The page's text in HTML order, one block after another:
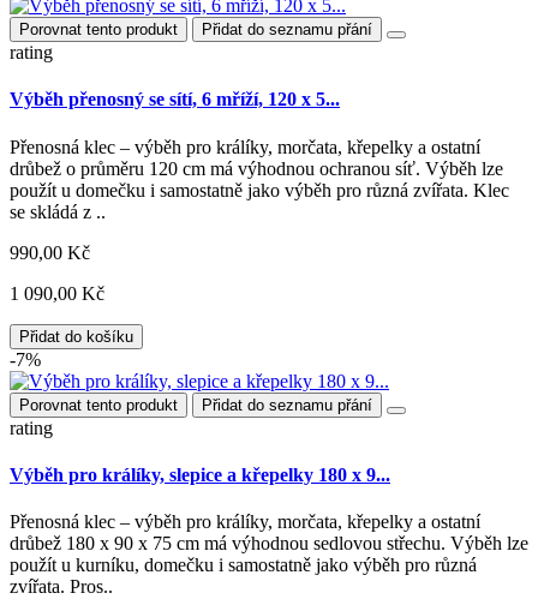
Porovnat tento produkt Přidat do seznamu přání
rating
Výběh přenosný se sítí, 6 mříží, 120 x 5...
Přenosná klec – výběh pro králíky, morčata, křepelky a ostatní
drůbež o průměru 120 cm má výhodnou ochranou síť. Výběh lze
použít u domečku i samostatně jako výběh pro různá zvířata. Klec
se skládá z ..
990,00 Kč
1 090,00 Kč
Přidat do košíku
-7%
Porovnat tento produkt Přidat do seznamu přání
rating
Výběh pro králíky, slepice a křepelky 180 x 9...
Přenosná klec – výběh pro králíky, morčata, křepelky a ostatní
drůbež 180 x 90 x 75 cm má výhodnou sedlovou střechu. Výběh lze
použít u kurníku, domečku i samostatně jako výběh pro různá
zvířata. Pros..